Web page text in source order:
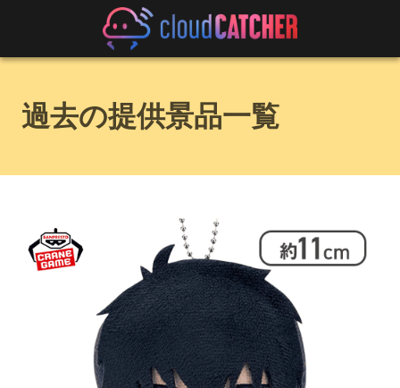
過去の提供景品一覧